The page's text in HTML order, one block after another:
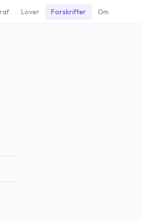
Lover Forskrifter Om